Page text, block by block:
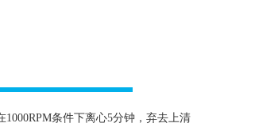
条件下离心5分钟，弃去上清